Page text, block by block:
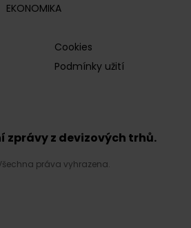
EKONOMIKA
Cookies
Podmínky užití
zprávy z devizových trhů.
práva vyhrazena.